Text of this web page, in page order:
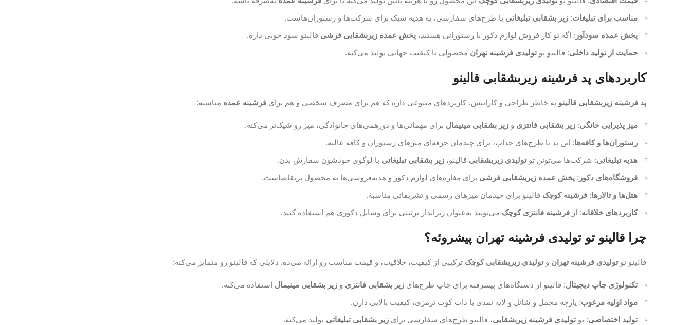
مناسب برای تبلیغات: زیر بشقابی تبلیغاتی با طرح‌های سفارشی، یه هدیه شیک برای شرکت‌ها و رستوران‌هاست.
پخش عمده سودآور : اگه تو کار فروش لوازم دکور یا رستورانی هستید، پخش عمده زیربشقابی فرشی قالینو سود خوبی داره.
حمایت از تولید داخلی: قالینو توتولیدی فرشینه تهران محصولی با کیفیت جهانی تولید می‌کنه.
کاربردهای پد فرشینه زیربشقابی قالینو
پد فرشینه زیربشقابی قالینو به خاطر طراحی و کاراییش، کاربردهای متنوعی داره که هم برای مصرف شخصی و هم برای فرشینه عمده مناسبه:
میز پذیرایی خانگی: زیر بشقابی فانتزی و زیر بشقابی مینیمال برای مهمانی‌ها و دورهمی‌های خانوادگی، میز رو شیک‌تر می‌کنه.
رستوران‌ها و کافه‌ها: این پد با طرح‌های جذاب، برای چیدمان حرفه‌ای میزهای رستوران و کافه عالیه.
هدیه تبلیغاتی: شرکت‌ها می‌تونن توتولیدی زیربشقابی قالینو، زیر بشقابی تبلیغاتی با لوگوی خودشون سفارش بدن.
فروشگاه‌های دکور : پخش عمده زیربشقابی فرشی برای مغازه‌های لوازم دکور و هدیه‌فروشی‌ها یه محصول پرتقاضاست.
هتل‌ها و تالارها: فرشینه کوچک قالینو برای چیدمان میزهای رسمی و تشریفاتی مناسبه.
کاربردهای خلاقانه: از فرشینه فانتزی کوچک می‌تونید به‌عنوان زیرانداز تزئینی برای وسایل دکوری هم استفاده کنید.
چرا قالینو تو تولیدی فرشینه تهران پیشروئه؟
قالینو توتولیدی فرشینه تهران وتولیدی زیربشقابی کوچک ترکیبی از کیفیت، خلاقیت، و قیمت مناسب رو ارائه می‌ده. دلایلی که قالینو رو متمایز می‌کنه:
تکنولوژی چاپ دیجیتال: قالینو از دستگاه‌های پیشرفته برای چاپ طرح‌های زیر بشقابی فانتزی و زیر بشقابی مینیمال استفاده می‌کنه.
مواد اولیه مرغوب: پارچه مخمل و شانل و لایه نمدی با دات کوت ترمزی، کیفیت بالایی دارن.
تولید اختصاصی: توتولیدی فرشینه زیربشقابی، قالینو طرح‌های سفارشی برای زیر بشقابی تبلیغاتی تولید می‌کنه.